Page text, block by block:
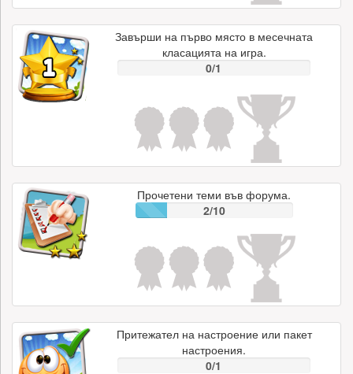
Завърши на първо място в месечната
класацията на игра.
0/1
Прочетени теми във форума.
2/10
Притежател на настроение или пакет
настроения.
0/1